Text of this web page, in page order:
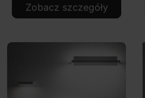
Zobacz szczegóły